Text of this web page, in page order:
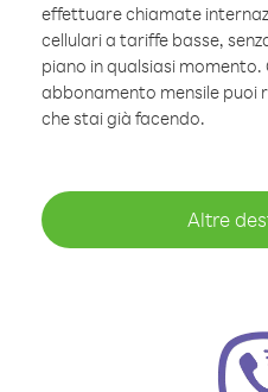
effettuare chiamate
cellulari a tariffe basse,
piano in qualsiasi momento.
abbonamento mensile puoi
che stai già facendo.
Altre